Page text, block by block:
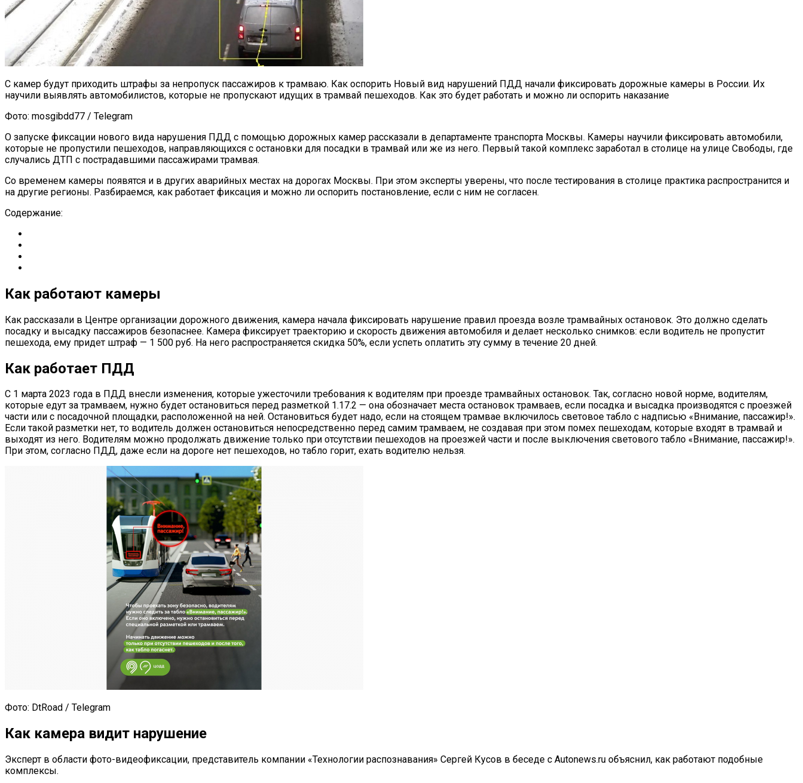
С камер будут приходить штрафы за непропуск пассажиров к трамваю. Как оспорить Новый вид нарушений ПДД начали фиксировать дорожные камеры в России. Их
научили выявлять автомобилистов, которые не пропускают идущих в трамвай пешеходов. Как это будет работать и можно ли оспорить наказание
Фото: mosgibdd77 / Telegram
О запуске фиксации нового вида нарушения ПДД с помощью дорожных камер рассказали в департаменте транспорта Москвы. Камеры научили фиксировать автомобили,
которые не пропустили пешеходов, направляющихся с остановки для посадки в трамвай или же из него. Первый такой комплекс заработал в столице на улице Свободы, где
случались ДТП с пострадавшими пассажирами трамвая.
Со временем камеры появятся и в других аварийных местах на дорогах Москвы. При этом эксперты уверены, что после тестирования в столице практика распространится и
на другие регионы. Разбираемся, как работает фиксация и можно ли оспорить постановление, если с ним не согласен.
Содержание:
Как работают камеры
Как рассказали в Центре организации дорожного движения, камера начала фиксировать нарушение правил проезда возле трамвайных остановок. Это должно сделать
посадку и высадку пассажиров безопаснее. Камера фиксирует траекторию и скорость движения автомобиля и делает несколько снимков: если водитель не пропустит
пешехода, ему придет штраф — 1 500 руб. На него распространяется скидка 50%, если успеть оплатить эту сумму в течение 20 дней.
Как работает ПДД
С 1 марта 2023 года в ПДД внесли изменения, которые ужесточили требования к водителям при проезде трамвайных остановок. Так, согласно новой норме, водителям,
которые едут за трамваем, нужно будет остановиться перед разметкой 1.17.2 — она обозначает места остановок трамваев, если посадка и высадка производятся с проезжей
части или с посадочной площадки, расположенной на ней. Остановиться будет надо, если на стоящем трамвае включилось световое табло с надписью «Внимание, пассажир!».
Если такой разметки нет, то водитель должен остановиться непосредственно перед самим трамваем, не создавая при этом помех пешеходам, которые входят в трамвай и
выходят из него. Водителям можно продолжать движение только при отсутствии пешеходов на проезжей части и после выключения светового табло «Внимание, пассажир!».
При этом, согласно ПДД, даже если на дороге нет пешеходов, но табло горит, ехать водителю нельзя.
Фото: DtRoad / Telegram
Как камера видит нарушение
Эксперт в области фото-видеофиксации, представитель компании «Технологии распознавания» Сергей Кусов в беседе с Autonews.ru объяснил, как работают подобные
комплексы.